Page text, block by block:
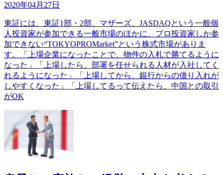
2020年04月27日
東証には、東証1部・2部、マザーズ、JASDAQという一般個
人投資家が参加できる一般市場のほかに、プロ投資家しか参
加できない“TOKYOPROMarket”という株式市場がありま
す。「上場企業になったことで、物件の入札で勝てるように
なった」「上場したら、部署を任せられる人材が入社してく
れるようになった」「上場してから、銀行からの借り入れが
しやすくなった」「上場してるって伝えたら、中国との取引
がOK